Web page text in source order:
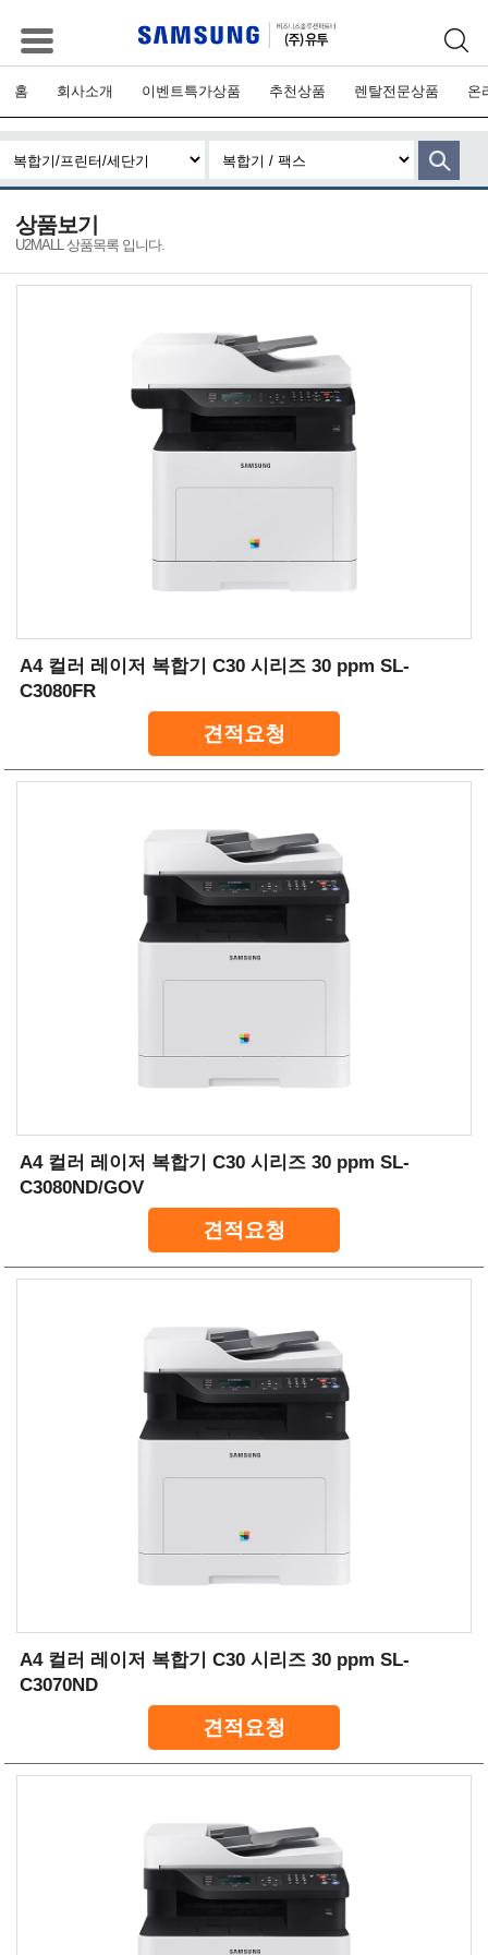
홈 회사소개 이벤트특가상품 추천상품 렌탈전문상품 온
상품보기
U2MALL 상품목록 입니다.
A4 컬러 레이저 복합기 C30 시리즈 30 ppm SL-
C3080FR
견적요청
A4 컬러 레이저 복합기 C30 시리즈 30 ppm SL-
C3080ND/GOV
견적요청
A4 컬러 레이저 복합기 C30 시리즈 30 ppm SL-
C3070ND
견적요청